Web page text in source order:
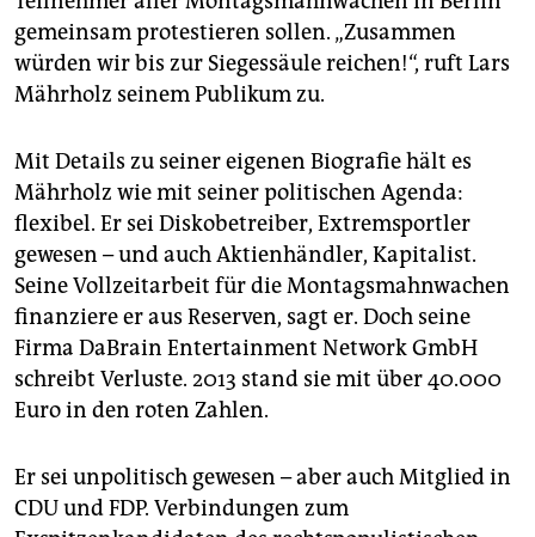
gemeinsam protestieren sollen. „Zusammen
würden wir bis zur Siegessäule reichen!“, ruft Lars
Mährholz seinem Publikum zu.
Mit Details zu seiner eigenen Biografie hält es
Mährholz wie mit seiner politischen Agenda:
flexibel. Er sei Diskobetreiber, Extremsportler
gewesen – und auch Aktienhändler, Kapitalist.
Seine Vollzeitarbeit für die Montagsmahnwachen
finanziere er aus Reserven, sagt er. Doch seine
Firma DaBrain Entertainment Network GmbH
schreibt Verluste. 2013 stand sie mit über 40.000
Euro in den roten Zahlen.
Er sei unpolitisch gewesen – aber auch Mitglied in
CDU und FDP. Verbindungen zum